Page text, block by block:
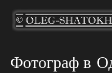
Фотограф в